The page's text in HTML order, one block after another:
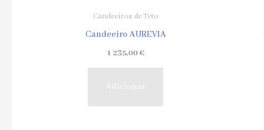
Candeeiros de Teto
Candeeiro AUREVIA
1 235,00€
Adicionar